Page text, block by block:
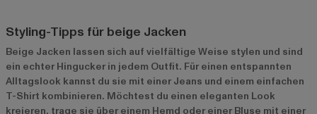
Styling-Tipps für beige Jacken
Beige Jacken lassen sich auf vielfältige Weise stylen und sind
ein echter Hingucker in jedem Outfit. Für einen entspannten
Alltagslook kannst du sie mit einer Jeans und einem einfachen
T-Shirt kombinieren. Möchtest du einen eleganten Look
kreieren, trage sie über einem Hemd oder einer Bluse mit einer